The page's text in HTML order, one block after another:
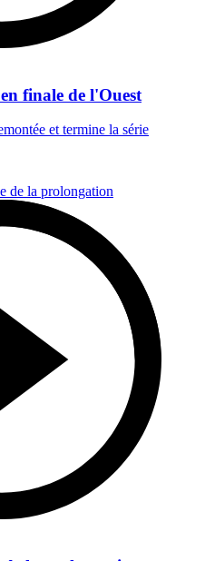
finale de l'Ouest
et termine la série